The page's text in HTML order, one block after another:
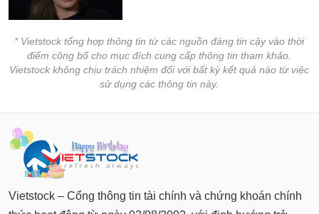
* Vietstock tổng hợp thông tin từ các nguồn đáng tin cậy vào thời
điểm công bố cho mục đích cung cấp thông tin tham khảo.
Vietstock không chịu trách nhiệm đối với bất kỳ kết quả nào từ việc
sử dụng các thông tin này.
Vietstock – Cổng thông tin tài chính và chứng khoán chính
chính